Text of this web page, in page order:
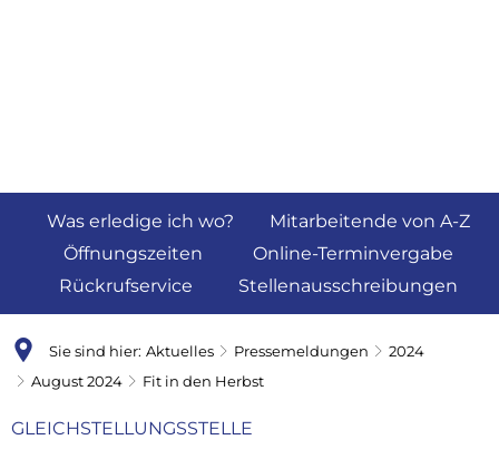
Was erledige ich wo?
Mitarbeitende von A-Z
Öffnungszeiten
Online-Terminvergabe
Rückrufservice
Stellenausschreibungen
Sie sind hier: Aktuelles Pressemeldungen
2024
August 2024
Fit in den Herbst
GLEICHSTELLUNGSSTELLE